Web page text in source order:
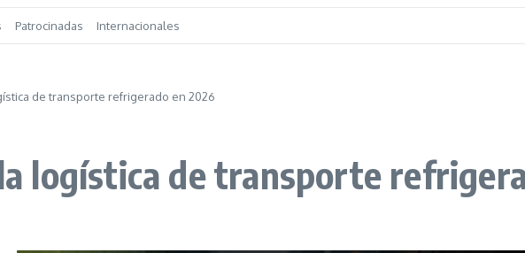
Patrocinadas Internacionales
de transporte refrigerado en 2026
logística de transporte